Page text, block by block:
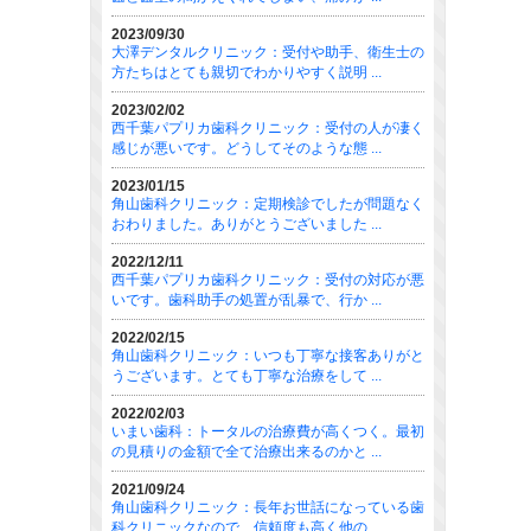
2023/09/30
大澤デンタルクリニック：受付や助手、衛生士の
方たちはとても親切でわかりやすく説明 ...
2023/02/02
西千葉パプリカ歯科クリニック：受付の人が凄く
感じが悪いです。どうしてそのような態 ...
2023/01/15
角山歯科クリニック：定期検診でしたが問題なく
おわりました。ありがとうございました ...
2022/12/11
西千葉パプリカ歯科クリニック：受付の対応が悪
いです。歯科助手の処置が乱暴で、行か ...
2022/02/15
角山歯科クリニック：いつも丁寧な接客ありがと
うございます。とても丁寧な治療をして ...
2022/02/03
いまい歯科：トータルの治療費が高くつく。最初
の見積りの金額で全て治療出来るのかと ...
2021/09/24
角山歯科クリニック：長年お世話になっている歯